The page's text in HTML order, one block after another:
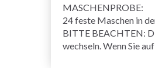
MASCHENPROBE:
24 feste Maschen in
BITTE BEACHTEN:
wechseln. Wenn Sie